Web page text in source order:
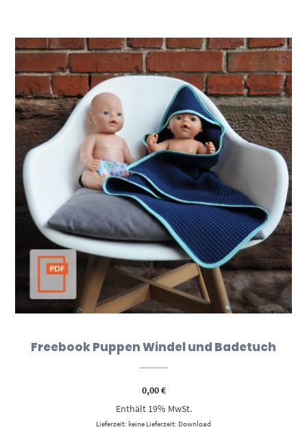
Freebook Puppen Windel und Badetuch
0,00€
Enthält 19% MwSt.
Lieferzeit: keine Lieferzeit: Download